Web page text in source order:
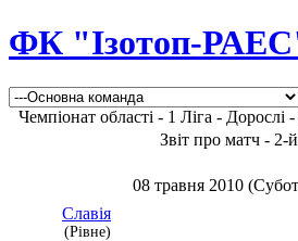
ФК "Ізотоп-
Чемпіонат області - 1 Ліга - Дорослі
Звіт про матч - 2-
08 травня 2010
Славія
(Рівне)